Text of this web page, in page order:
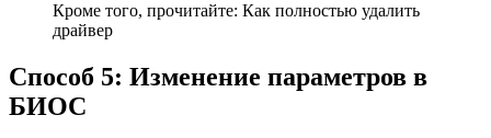
Кроме того, прочитайте: Как полностью удалить
драйвер
Способ 5: Изменение параметров в
БИОС